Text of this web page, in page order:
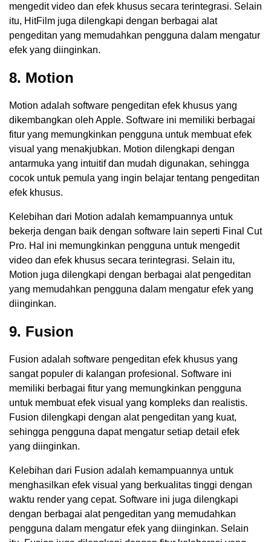
mengedit video dan efek khusus secara terintegrasi. Selain
itu, HitFilm juga dilengkapi dengan berbagai alat
pengeditan yang memudahkan pengguna dalam mengatur
efek yang diinginkan.
8. Motion
Motion adalah software pengeditan efek khusus yang
dikembangkan oleh Apple. Software ini memiliki berbagai
fitur yang memungkinkan pengguna untuk membuat efek
visual yang menakjubkan. Motion dilengkapi dengan
antarmuka yang intuitif dan mudah digunakan, sehingga
cocok untuk pemula yang ingin belajar tentang pengeditan
efek khusus.
Kelebihan dari Motion adalah kemampuannya untuk
bekerja dengan baik dengan software lain seperti Final Cut
Pro. Hal ini memungkinkan pengguna untuk mengedit
video dan efek khusus secara terintegrasi. Selain itu,
Motion juga dilengkapi dengan berbagai alat pengeditan
yang memudahkan pengguna dalam mengatur efek yang
diinginkan.
9. Fusion
Fusion adalah software pengeditan efek khusus yang
sangat populer di kalangan profesional. Software ini
memiliki berbagai fitur yang memungkinkan pengguna
untuk membuat efek visual yang kompleks dan realistis.
Fusion dilengkapi dengan alat pengeditan yang kuat,
sehingga pengguna dapat mengatur setiap detail efek
yang diinginkan.
Kelebihan dari Fusion adalah kemampuannya untuk
menghasilkan efek visual yang berkualitas tinggi dengan
waktu render yang cepat. Software ini juga dilengkapi
dengan berbagai alat pengeditan yang memudahkan
pengguna dalam mengatur efek yang diinginkan. Selain